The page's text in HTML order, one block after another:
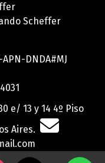
Scheffer
DNDA#MJ
e/ 13 y 14 4º Piso
Aires.